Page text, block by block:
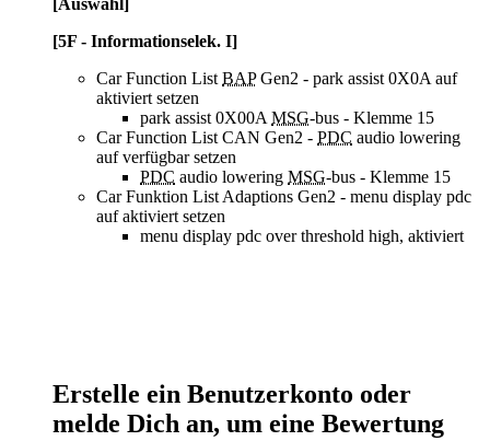
[Auswahl]
[5F - Informationselek. I]
Car Function List BAPGen2 - park assist 0X0A auf
aktiviert setzen
park assist 0X00A MSG-bus - Klemme 15
Car Function List CAN Gen2 - PDC audio lowering
auf verfügbar setzen
PDC audio lowering MSG-bus - Klemme 15
Car Funktion List Adaptions Gen2 - menu display pdc
auf aktiviert setzen
menu display pdc over threshold high, aktiviert
Erstelle ein Benutzerkonto oder
melde Dich an, um eine Bewertung